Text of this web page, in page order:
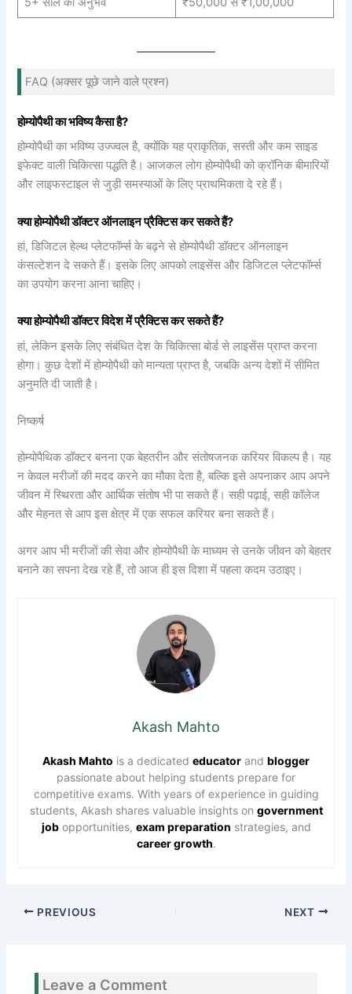
FAQ (अक्सर पूछे जाने वाले प्रश्न)
होम्योपैथी का भविष्य कैसा है?
होम्योपैथी का भविष्य उज्ज्वल है, क्योंकि यह प्राकृतिक, सस्ती और कम साइड
इफेक्ट वाली चिकित्सा पद्धति है। आजकल लोग होम्योपैथी को क्रॉनिक बीमारियों
और लाइफस्टाइल से जुड़ी समस्याओं के लिए प्राथमिकता दे रहे हैं।
क्या होम्योपैथी डॉक्टर ऑनलाइन प्रैक्टिस कर सकते हैं?
हां, डिजिटल हेल्थ प्लेटफॉर्म्स के बढ़ने से होम्योपैथी डॉक्टर ऑनलाइन
कंसल्टेशन दे सकते हैं। इसके लिए आपको लाइसेंस और डिजिटल प्लेटफॉर्म्स
का उपयोग करना आना चाहिए।
क्या होम्योपैथी डॉक्टर विदेश में प्रैक्टिस कर सकते हैं?
हां, लेकिन इसके लिए संबंधित देश के चिकित्सा बोर्ड से लाइसेंस प्राप्त करना
होगा। कुछ देशों में होम्योपैथी को मान्यता प्राप्त है, जबकि अन्य देशों में सीमित
अनुमति दी जाती है।
निष्कर्ष
होम्योपैथिक डॉक्टर बनना एक बेहतरीन और संतोषजनक करियर विकल्प है। यह
न केवल मरीजों की मदद करने का मौका देता है, बल्कि इसे अपनाकर आप अपने
जीवन में स्थिरता और आर्थिक संतोष भी पा सकते हैं। सही पढ़ाई, सही कॉलेज
और मेहनत से आप इस क्षेत्र में एक सफल करियर बना सकते हैं।
अगर आप भी मरीजों की सेवा और होम्योपैथी के माध्यम से उनके जीवन को बेहतर
बनाने का सपना देख रहे हैं, तो आज ही इस दिशा में पहला कदम उठाइए।
Akash Mahto
Akash Mahto is a dedicated educator and blogger
passionate about helping students prepare for
competitive exams. With years of experience in guiding
students, Akash shares valuable insights on government
jobopportunities, exam preparation strategies, and
career growth.
PREVIOUS NEXT
Leave a Comment